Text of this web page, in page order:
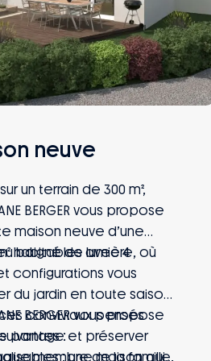
neuve
sur un terrain de 300 m²,
BERGER vous propose
maison neuve d’une
habitables avec 4
baigné de lumière, où
configurations vous
du jardin en toute saison.
conviviaux pensés
partage et préserver
membre de la famille,
BERGER vous propose
les prestations suivantes :
: une maison qui